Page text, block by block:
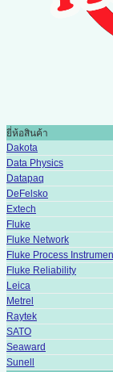
ยี่ห้อสินค้า
Dakota
Data Physics
Datapaq
DeFelsko
Extech
Fluke
Fluke Network
Fluke Process
Fluke Reliability
Leica
Metrel
Raytek
SATO
Seaward
Sunell